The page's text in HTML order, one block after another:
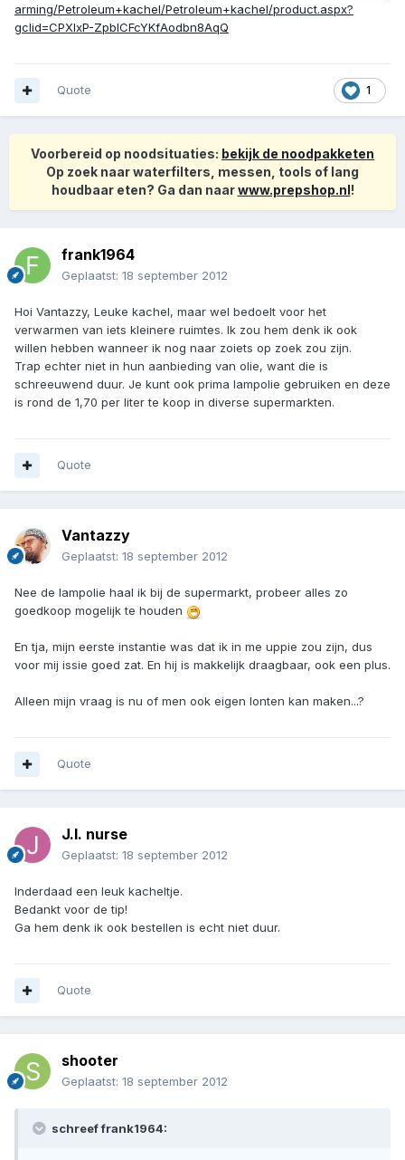
arming/Petroleum+kachel/Petroleum+kachel/product.aspx?
gclid=CPXlxP-ZpbICFcYKfAodbn8AqQ
1
Quote
Voorbereid op noodsituaties: bekijk de noodpakketen
Op zoek naar waterfilters, messen, tools of lang
houdbaar eten? Ga dan naarwww.prepshop.nl!
frank1964
Geplaatst: 18 september 2012
Hoi Vantazzy, Leuke kachel, maar wel bedoelt voor het
verwarmen van iets kleinere ruimtes. Ik zou hem denk ik ook
willen hebben wanneer ik nog naar zoiets op zoek zou zijn.
Trap echter niet in hun aanbieding van olie, want die is
schreeuwend duur. Je kunt ook prima lampolie gebruiken en deze
is rond de 1,70 per liter te koop in diverse supermarkten.
Quote
Vantazzy
Geplaatst: 18 september 2012
Nee de lampolie haal ik bij de supermarkt, probeer alles zo
goedkoop mogelijk te houden
En tja, mijn eerste instantie was dat ik in me uppie zou zijn, dus
voor mij issie goed zat. En hij is makkelijk draagbaar, ook een plus.
Alleen mijn vraag is nu of men ook eigen lonten kan maken...?
Quote
J.I. nurse
Geplaatst: 18 september 2012
Inderdaad een leuk kacheltje.
Bedankt voor de tip!
Ga hem denk ik ook bestellen is echt niet duur.
Quote
shooter
Geplaatst: 18 september 2012
schreef frank1964: